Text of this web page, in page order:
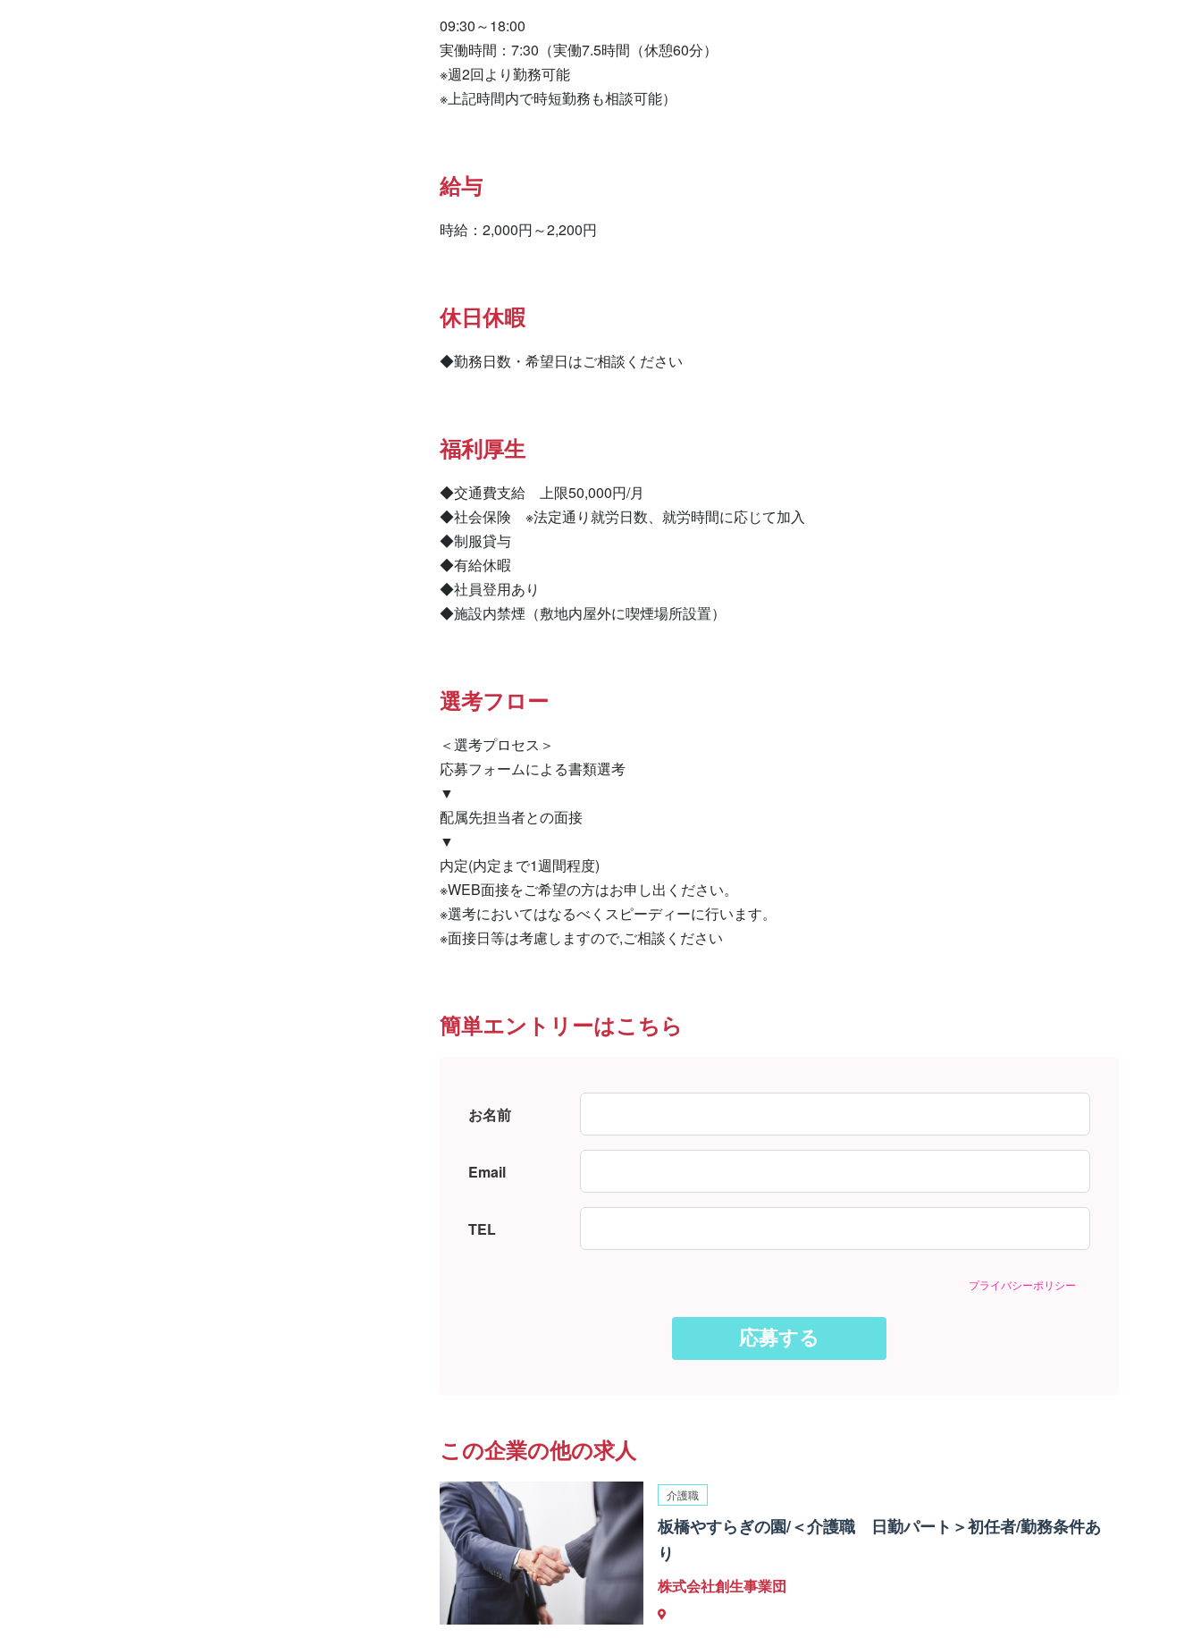
09:30～18:00
実働時間：7:30（実働7.5時間（休憩60分）
※週2回より勤務可能
※上記時間内で時短勤務も相談可能）
給与
時給：2,000円～2,200円
休日休暇
◆勤務日数・希望日はご相談ください
福利厚生
◆交通費支給　上限50,000円/月
◆社会保険　※法定通り就労日数、就労時間に応じて加入
◆制服貸与
◆有給休暇
◆社員登用あり
◆施設内禁煙（敷地内屋外に喫煙場所設置）
選考フロー
＜選考プロセス＞
応募フォームによる書類選考
▼
配属先担当者との面接
▼
内定(内定まで1週間程度)
※WEB面接をご希望の方はお申し出ください。
※選考においてはなるべくスピーディーに行います。
※面接日等は考慮しますので,ご相談ください
簡単エントリーはこちら
お名前
Email
TEL
プライバシーポリシー
この企業の他の求人
介護職
板橋やすらぎの園/＜介護職 日勤パート＞初任者/勤務条件あ
り
株式会社創生事業団